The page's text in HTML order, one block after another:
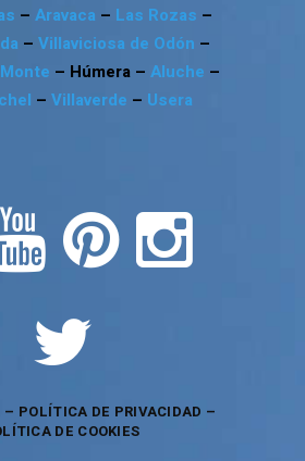
– Aravaca – Las Rozas –
– Villaviciosa de Odón –
– Húmera – Aluche –
– Villaverde – Usera
– POLÍTICA DE PRIVACIDAD –
DE COOKIES